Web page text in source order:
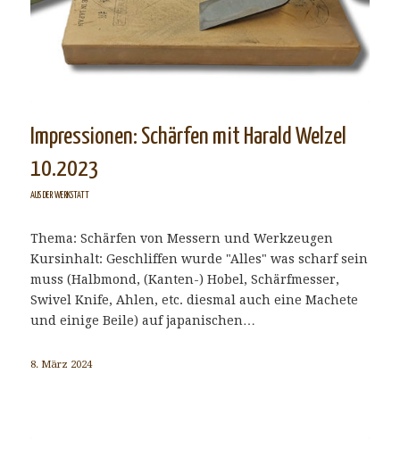
Impressionen: Schärfen mit Harald Welzel
10.2023
AUS DER WERKSTATT
Thema: Schärfen von Messern und Werkzeugen
Kursinhalt: Geschliffen wurde "Alles" was scharf sein
muss (Halbmond, (Kanten-) Hobel, Schärfmesser,
Swivel Knife, Ahlen, etc. diesmal auch eine Machete
und einige Beile) auf japanischen…
8. März 2024